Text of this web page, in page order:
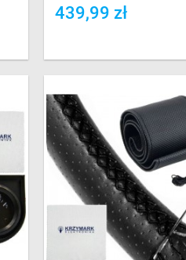
439,99 zł
OCZEKIWANIE NA